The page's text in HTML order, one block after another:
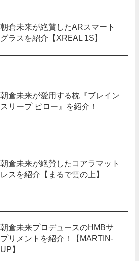
朝倉未来が絶賛したARスマート
グラスを紹介【XREAL 1S】
朝倉未来が愛用する枕『ブレイン
スリープ ピロー』を紹介！
朝倉未来が絶賛したコアラマット
レスを紹介【まるで雲の上】
朝倉未来プロデュースのHMBサ
プリメントを紹介！【MARTIN-
UP】